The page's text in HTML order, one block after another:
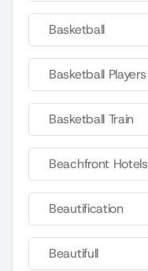
Basketball
Basketball Players
Basketball Train
Beachfront Hotels
Beautification
Beautifull